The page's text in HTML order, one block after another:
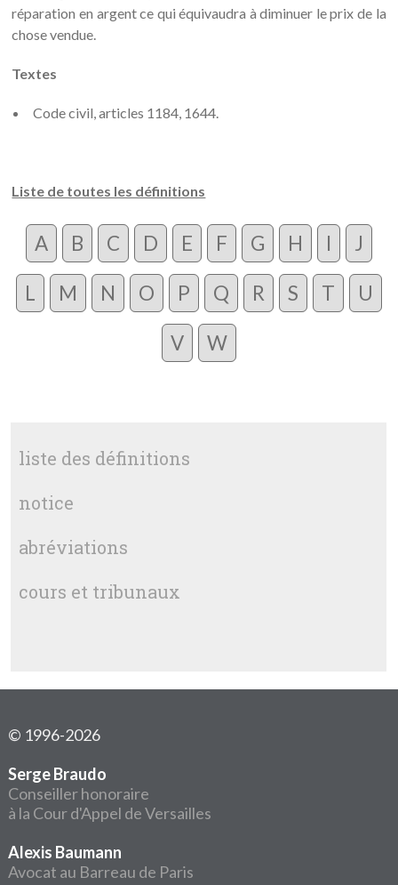
réparation en argent ce qui équivaudra à diminuer le prix de la
chose vendue.
Textes
Code civil, articles 1184, 1644.
Liste de toutes les définitions
A B C D E F G H I J
L M N O P Q R S T U
V W
liste des définitions
notice
abréviations
cours et tribunaux
© 1996-2026
Serge Braudo
Conseiller honoraire
à la Cour d'Appel de Versailles
Alexis Baumann
Avocat au Barreau de Paris